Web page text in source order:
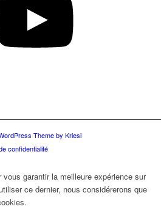
Theme by Kriesi
confidentialité
garantir la meilleure expérience sur
ce dernier, nous considérerons que